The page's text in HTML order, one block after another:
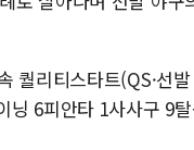
퀄리티스타트(QS·선
6피안타 1사사구 9